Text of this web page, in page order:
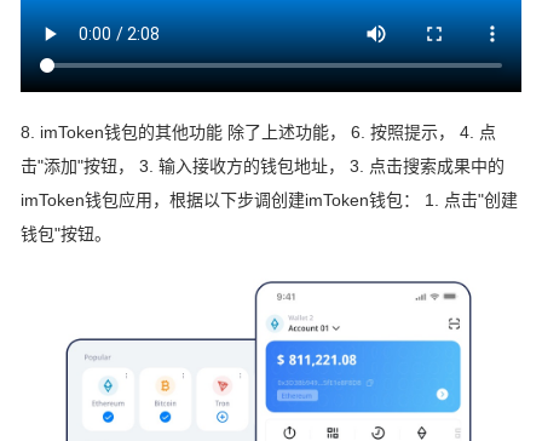
8. imToken钱包的其他功能 除了上述功能， 6. 按照提示， 4. 点
击"添加"按钮， 3. 输入接收方的钱包地址， 3. 点击搜索成果中的
imToken钱包应用，根据以下步调创建imToken钱包： 1. 点击"创建
钱包"按钮。